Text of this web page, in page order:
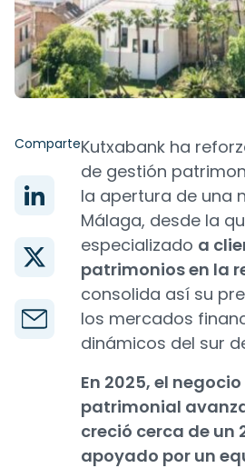
ComparteKutxabank ha
de gestión
la apertura de una
Málaga, desde la
especializado a
patrimonios en la
consolida así su
los mercados
dinámicos del sur
En 2025, el
patrimonial
creció cerca de un
apoyado por un